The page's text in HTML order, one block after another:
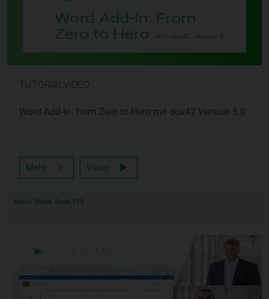
TUTORIALVIDEO
Word Add-In: from Zero to Hero mit dox42 Version 5.0
Mehr Video
Add-In (Word, Excel, PP)